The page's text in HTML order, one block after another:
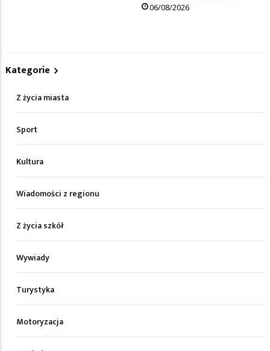
06/08/2026
Kategorie
Z życia miasta
Sport
Kultura
Wiadomości z regionu
Z życia szkół
Wywiady
Turystyka
Motoryzacja